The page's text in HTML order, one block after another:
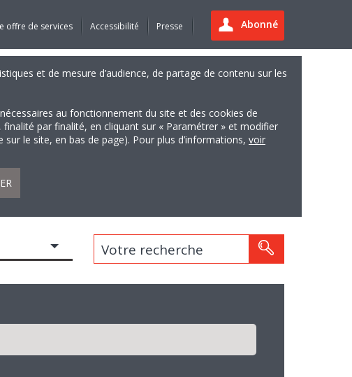
Abonné
offre de services Accessibilité Presse
et de mesure d’audience, de partage de contenu sur les
au fonctionnement du site et des cookies de
par finalité, en cliquant sur « Paramétrer » et modifier
le site, en bas de page). Pour plus d’informations, voir
Votre recherche